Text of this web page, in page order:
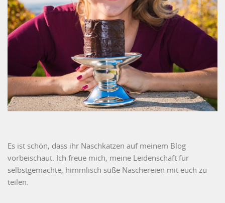
Es ist schön, dass ihr Naschkatzen auf meinem Blog
vorbeischaut. Ich freue mich, meine Leidenschaft für
selbstgemachte, himmlisch süße Naschereien mit euch zu
teilen.